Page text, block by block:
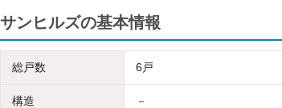
サンヒルズの基本情報
総戸数 6戸
構造 －